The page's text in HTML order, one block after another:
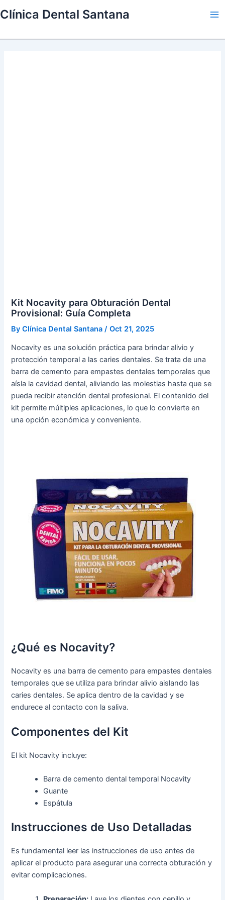
to
Clínica Dental Santana
Kit Nocavity para Obturación Dental
Provisional: Guía Completa
ByClínica Dental Santana /Oct 21, 2025
Nocavity es una solución práctica para brindar alivio y
protección temporal a las caries dentales. Se trata de una
barra de cemento para empastes dentales temporales que
aísla la cavidad dental, aliviando las molestias hasta que se
pueda recibir atención dental profesional. El contenido del
kit permite múltiples aplicaciones, lo que lo convierte en
una opción económica y conveniente.
¿Qué es Nocavity?
Nocavity es una barra de cemento para empastes dentales
temporales que se utiliza para brindar alivio aislando las
caries dentales. Se aplica dentro de la cavidad y se
endurece al contacto con la saliva.
Componentes del Kit
El kit Nocavity incluye:
Barra de cemento dental temporal Nocavity
Guante
Espátula
Instrucciones de Uso Detalladas
Es fundamental leer las instrucciones de uso antes de
aplicar el producto para asegurar una correcta obturación y
evitar complicaciones.